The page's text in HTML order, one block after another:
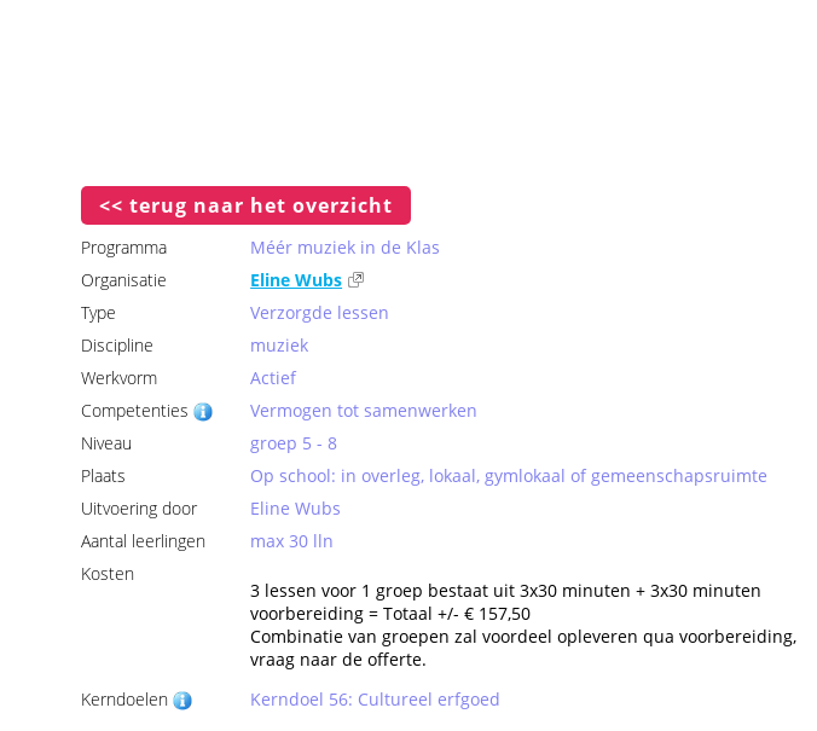
<< terug naar het overzicht
Programma
Méér muziek in de Klas
Organisatie
Eline Wubs
Type
Verzorgde lessen
Discipline
muziek
Werkvorm
Actief
Competenties
Vermogen tot samenwerken
Niveau
groep 5 - 8
Plaats
Op school: in overleg, lokaal, gymlokaal of gemeenschapsruimte
Uitvoering door
Eline Wubs
Aantal leerlingen
max 30 lln
Kosten
3 lessen voor 1 groep bestaat uit 3x30 minuten + 3x30 minuten
voorbereiding = Totaal +/- € 157,50
Combinatie van groepen zal voordeel opleveren qua voorbereiding,
vraag naar de offerte.
Kerndoelen
Kerndoel 56: Cultureel erfgoed